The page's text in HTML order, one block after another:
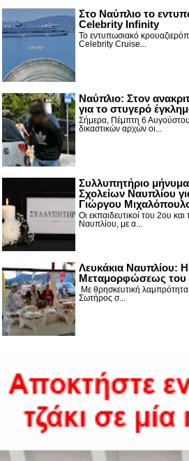
Στο Ναύπλιο το
Celebrity Infinity
Το εντυπωσιακό
Celebrity Cruise...
Nαύπλιο: Στον
για το στυγερό
Σήμερα, Πέμπτη 6
δικαστικών αρχών οι...
Συλλυπητήριο
Σχολείων Ναυπλίου
Γιώργου
Οι εκπαιδευτικοί του 2ου
Ναυπλίου, με α...
Λευκάκια Ναυπλίου:
Μεταμορφώσεως του
Με θρησκευτική
Σωτήρος σ...